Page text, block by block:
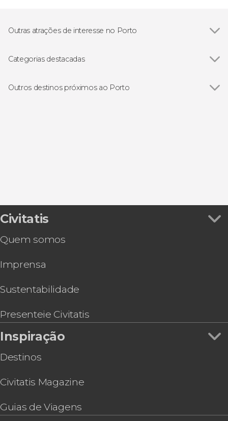
Outras atrações de interesse no Porto
Estação de São Bento
Ribeira do Porto
Categorias destacadas
Gastronomia e enoturismo
Outros destinos próximos ao Porto
Civitatis
Quem somos
Imprensa
Sustentabilidade
Presenteie Civitatis
Inspiração
Destinos
Civitatis Magazine
Guias de Viagens